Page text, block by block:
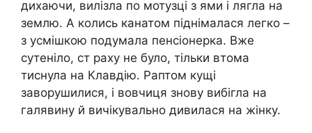
дихаючи, вилізла по мотузці з ями і лягла на
землю. А колись канатом піднімалася легко –
з усмішкою подумала пенсіонерка. Вже
сутеніло, ст раху не було, тільки втома
тиснула на Клавдію. Раптом кущі
заворушилися, і вовчиця знову вибігла на
галявину й вичікувально дивилася на жінку.